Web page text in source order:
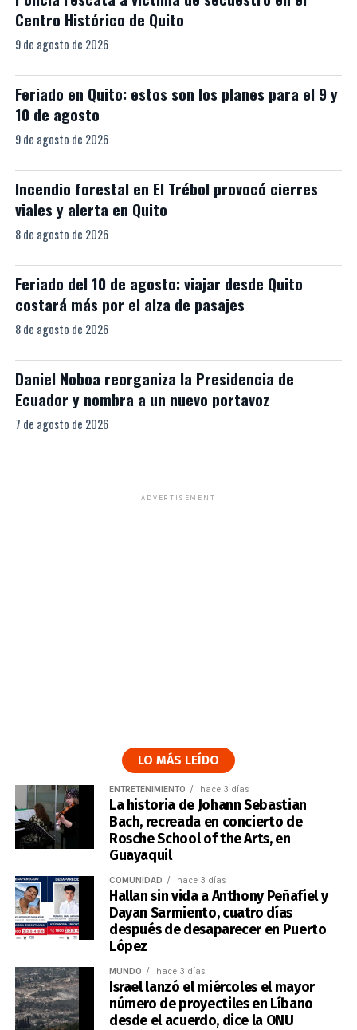
Centro Histórico de Quito
9 de agosto de 2026
Feriado en Quito: estos son los planes para el 9 y
10 de agosto
9 de agosto de 2026
Incendio forestal en El Trébol provocó cierres
viales y alerta en Quito
8 de agosto de 2026
Feriado del 10 de agosto: viajar desde Quito
costará más por el alza de pasajes
8 de agosto de 2026
Daniel Noboa reorganiza la Presidencia de
Ecuador y nombra a un nuevo portavoz
7 de agosto de 2026
ADVERTISEMENT
LO MÁS LEÍDO
ENTRETENIMIENTO hace 3 días
La historia de Johann Sebastian
Bach, recreada en concierto de
Rosche School of the Arts, en
Guayaquil
COMUNIDAD hace 3 días
Hallan sin vida a Anthony Peñafiel y
Dayan Sarmiento, cuatro días
después de desaparecer en Puerto
López
MUNDO hace 3 días
Israel lanzó el miércoles el mayor
número de proyectiles en Líbano
desde el acuerdo, dice la ONU